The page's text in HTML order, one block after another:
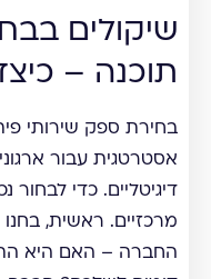
שיקולים
תוכנה –
בחירת ספק שירותי
אסטרטגית עבור
דיגיטליים. כדי לבחור
מרכזיים. ראשית,
החברה – האם היא